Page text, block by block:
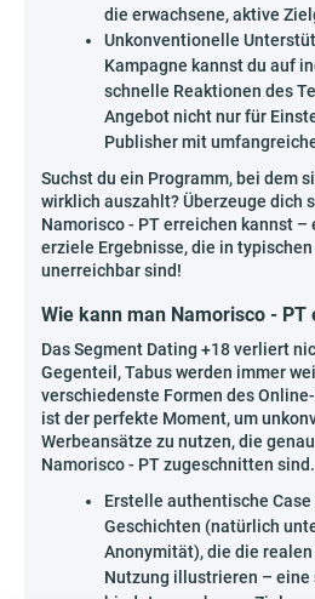
die erwachsene, aktive
Unkonventionelle
Kampagne kannst du auf
schnelle Reaktionen des
Angebot nicht nur für
Publisher mit
Suchst du ein Programm, bei dem
wirklich auszahlt? Überzeuge dich
Namorisco - PT erreichen kannst –
erziele Ergebnisse, die in
unerreichbar sind!
Wie kann man Namorisco -
Das Segment Dating +18 verliert
Gegenteil, Tabus werden immer
verschiedenste Formen des
ist der perfekte Moment, um
Werbeansätze zu nutzen, die
Namorisco - PT zugeschnitten sind.
Erstelle authentische
Geschichten (natürlich
Anonymität), die die
Nutzung illustrieren – eine